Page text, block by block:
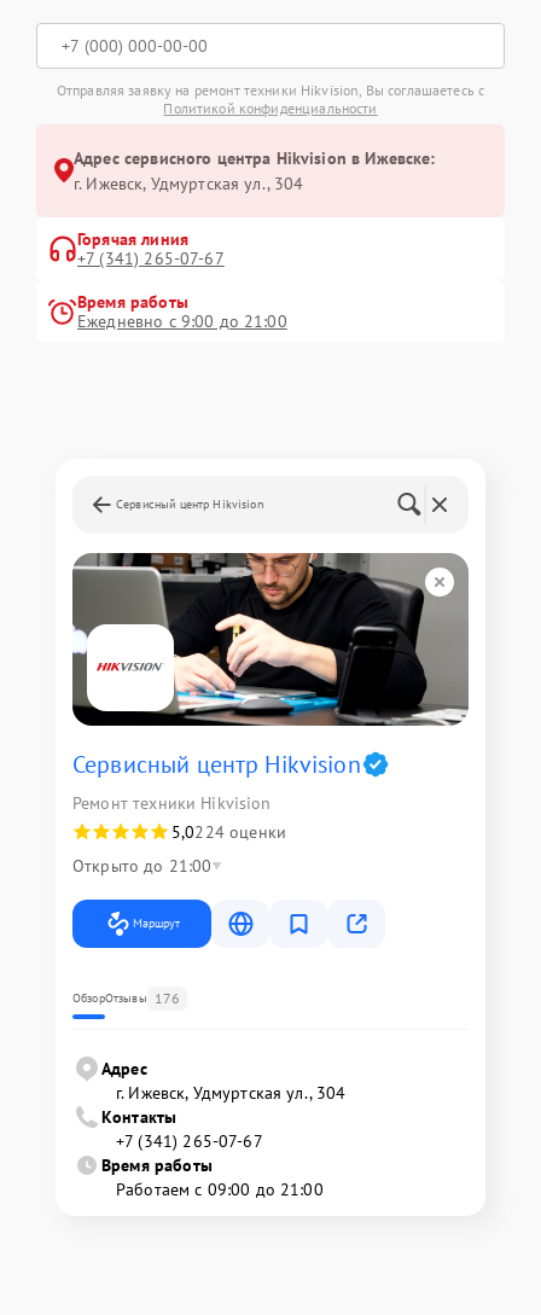
Отправляя заявку на ремонт техники Hikvision, Вы соглашаетесь с
Политикой конфиденциальности
Адрес сервисного центра Hikvision в Ижевске:
г. Ижевск, Удмуртская ул., 304
Горячая линия
+7 (341) 265-07-67
Время работы
Ежедневно с 9:00 до 21:00
Сервисный центр Hikvision
Сервисный центр Hikvision
Ремонт техники Hikvision
5,0224 оценки
Открыто до 21:00
Маршрут
ОбзорОтзывы 176
Адрес
г. Ижевск, Удмуртская ул., 304
Контакты
+7 (341) 265-07-67
Время работы
Работаем с 09:00 до 21:00